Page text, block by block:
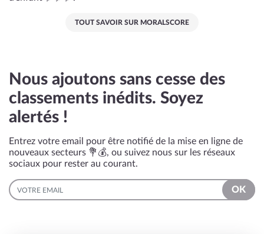
TOUT SAVOIR SUR MORALSCORE
Nous ajoutons sans cesse des
classements inédits. Soyez
alertés !
Entrez votre email pour être notifié de la mise en ligne de
nouveaux secteurs 💐💰, ou suivez nous sur les réseaux
sociaux pour rester au courant.
EMAIL
OK